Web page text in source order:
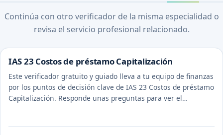
Continúa con otro verificador de la misma especialidad o
revisa el servicio profesional relacionado.
IAS 23 Costos de préstamo Capitalización
Este verificador gratuito y guiado lleva a tu equipo de finanzas
por los puntos de decisión clave de IAS 23 Costos de préstamo
Capitalización. Responde unas preguntas para ver el